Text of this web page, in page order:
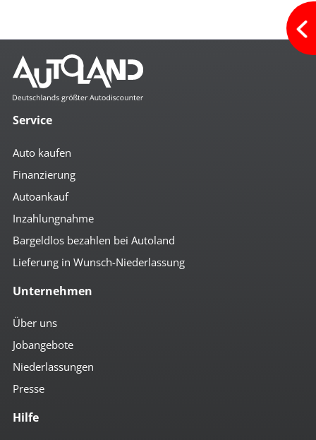
Service
Auto kaufen
Finanzierung
Autoankauf
Inzahlungnahme
Bargeldlos bezahlen bei Autoland
Lieferung in Wunsch-Niederlassung
Unternehmen
Über uns
Jobangebote
Niederlassungen
Presse
Hilfe